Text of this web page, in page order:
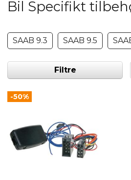
Bil Specifikt
SAAB 9.3 SAAB 9.5
Filtre
-50%